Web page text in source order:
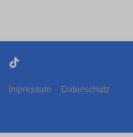
Impressum Datenschutz